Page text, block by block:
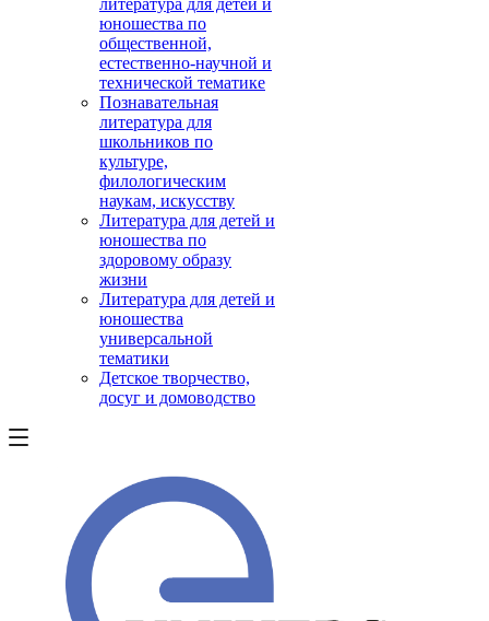
литература для детей и
юношества по
общественной,
естественно-научной и
технической тематике
Познавательная
литература для
школьников по
культуре,
филологическим
наукам, искусству
Литература для детей и
юношества по
здоровому образу
жизни
Литература для детей и
юношества
универсальной
тематики
Детское творчество,
досуг и домоводство